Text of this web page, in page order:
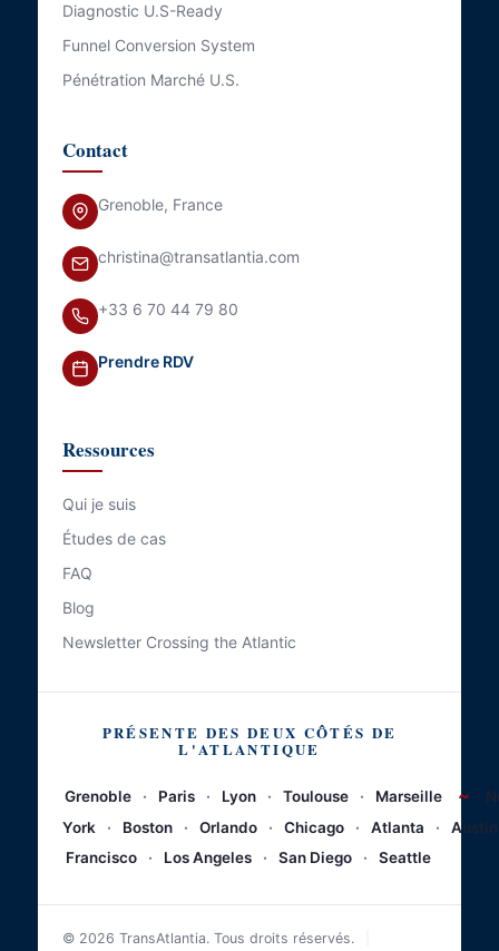
Diagnostic U.S-Ready
Funnel Conversion System
Pénétration Marché U.S.
Contact
Grenoble, France
christina@transatlantia.com
+33 6 70 44 79 80
Prendre RDV
Ressources
Qui je suis
Études de cas
FAQ
Blog
Newsletter Crossing the Atlantic
PRÉSENTE DES DEUX CÔTÉS DE
L'ATLANTIQUE
Grenoble · Paris · Lyon · Toulouse · Marseille ~
York
· Boston · Orlando · Chicago · Atlanta ·
Austin
Francisco
· Los Angeles · San Diego · Seattle
© 2026 TransAtlantia. Tous droits réservés.